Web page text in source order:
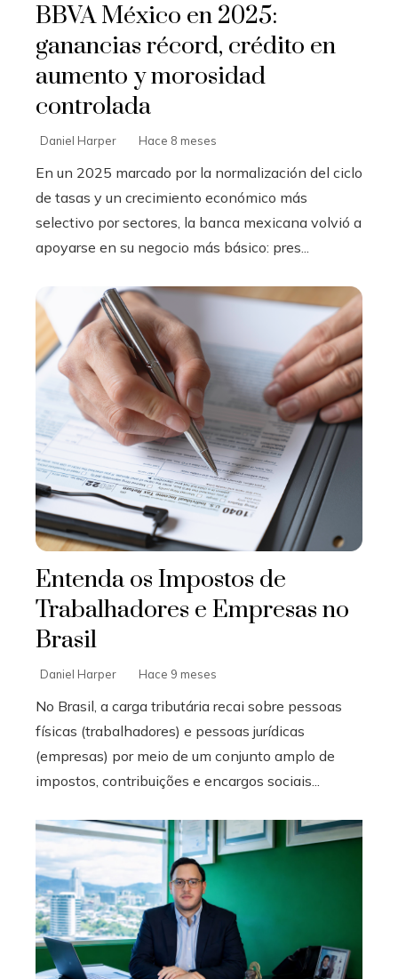
BBVA México en 2025:
ganancias récord, crédito en
aumento y morosidad
controlada
Daniel Harper Hace 8 meses
En un 2025 marcado por la normalización del ciclo
de tasas y un crecimiento económico más
selectivo por sectores, la banca mexicana volvió a
apoyarse en su negocio más básico: pres...
Entenda os Impostos de
Trabalhadores e Empresas no
Brasil
Daniel Harper Hace 9 meses
No Brasil, a carga tributária recai sobre pessoas
físicas (trabalhadores) e pessoas jurídicas
(empresas) por meio de um conjunto amplo de
impostos, contribuições e encargos sociais...